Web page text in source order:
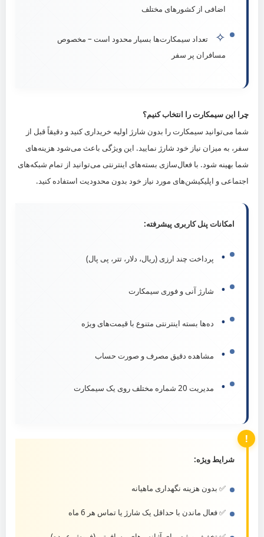
اضافی از کشورهای مختلف
✧
تعداد سیمکارت‌ها بسیار محدود است – مخصوص
مسافران پر سفر
چرا این سیمکارت را انتخاب کنیم؟
شما می‌توانید سیمکارت را بدون شارژ اولیه خریداری کنید و دقیقاً قبل از
سفر، به میزان نیاز خود شارژ نمایید. این ویژگی باعث می‌شود هزینه‌های
شما بهینه شود. با فعال‌سازی بسته‌های اینترنتی می‌توانید از تمام شبکه‌های
اجتماعی و اپلیکیشن‌های مورد نیاز خود بدون محدودیت استفاده کنید.
امکانات پنل کاربری پیشرفته:
• پرداخت چند ارزی (ریال، دلار، تتر، پی پال)
• شارژ آنی و فوری سیمکارت
• ده‌ها بسته اینترنتی متنوع با قیمت‌های ویژه
• مشاهده دقیق مصرف و صورت حساب
• مدیریت 20 شماره مختلف روی یک سیمکارت
شرایط ویژه:
✅ بدون هزینه نگهداری ماهیانه
✅ فعال ماندن با حداقل یک شارژ یا تماس هر 6 ماه